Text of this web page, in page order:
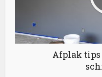
Afplak tips